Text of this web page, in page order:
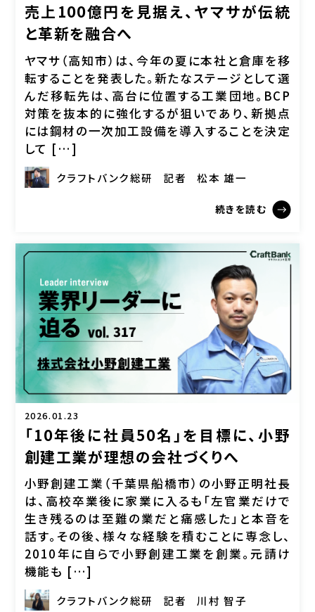
売上100億円を見据え、ヤマサが伝統
と革新を融合へ
ヤマサ（高知市）は、今年の夏に本社と倉庫を移
転することを発表した。新たなステージとして選
んだ移転先は、高台に位置する工業団地。BCP
対策を抜本的に強化するが狙いであり、新拠点
には鋼材の一次加工設備を導入することを決定
して […]
クラフトバンク総研 記者 松本 雄一
続きを読む
2026.01.23
「10年後に社員50名」を目標に、小野
創建工業が理想の会社づくりへ
小野創建工業（千葉県船橋市）の小野正明社長
は、高校卒業後に家業に入るも「左官業だけで
生き残るのは至難の業だと痛感した」と本音を
話す。その後、様々な経験を積むことに専念し、
2010年に自らで小野創建工業を創業。元請け
機能も […]
クラフトバンク総研 記者 川村 智子